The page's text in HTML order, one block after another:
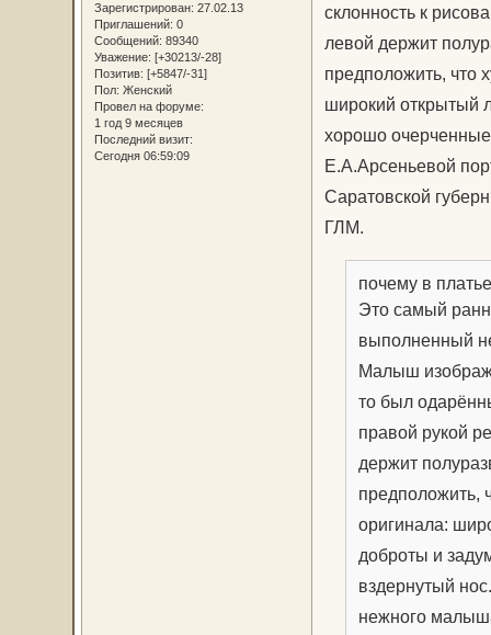
Зарегистрирован: 27.02.13
Приглашений: 0
Сообщений: 89340
Уважение: [+30213/-28]
Позитив: [+5847/-31]
Пол: Женский
Провел на форуме:
1 год 9 месяцев
Последний визит:
Сегодня 06:59:09
склонность к
левой держит
предположить, что
широкий открытый
хорошо очерченные
Е.А.Арсеньевой
Саратовской
ГЛМ.
почему в
Это самый
выполненный
Малыш
то был
правой рукой
держит
предположить,
оригинала:
доброты и
вздернутый
нежного